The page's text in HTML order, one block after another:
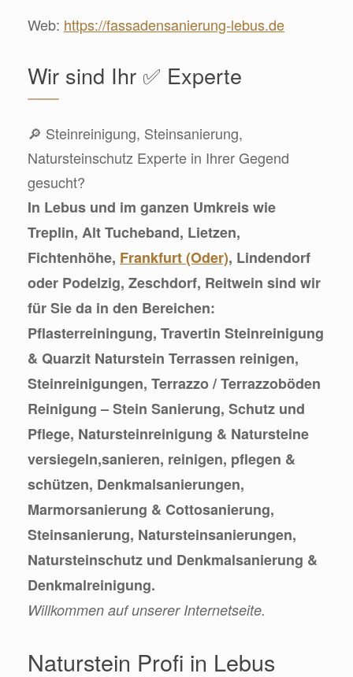
Web: https://fassadensanierung-lebus.de
Wir sind Ihr ✅ Experte
🔎 Steinreinigung, Steinsanierung,
Natursteinschutz Experte in Ihrer Gegend
gesucht?
In Lebus und im ganzen Umkreis wie
Treplin, Alt Tucheband, Lietzen,
Fichtenhöhe, Frankfurt (Oder), Lindendorf
oder Podelzig, Zeschdorf, Reitwein sind wir
für Sie da in den Bereichen:
Pflasterreiningung, Travertin Steinreinigung
& Quarzit Naturstein Terrassen reinigen,
Steinreinigungen, Terrazzo / Terrazzoböden
Reinigung – Stein Sanierung, Schutz und
Pflege, Natursteinreinigung & Natursteine
versiegeln,sanieren, reinigen, pflegen &
schützen, Denkmalsanierungen,
Marmorsanierung & Cottosanierung,
Steinsanierung, Natursteinsanierungen,
Natursteinschutz und Denkmalsanierung &
Denkmalreinigung.
Willkommen auf unserer Internetseite.
Naturstein Profi in Lebus